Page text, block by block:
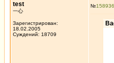
test
一心
Зарегистрирован:
18.02.2005
Суждений: 18709
№158936